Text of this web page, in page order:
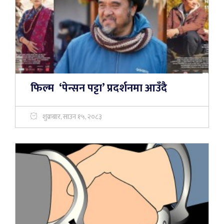
फिल्म ‘पेन्सन पट्टा’ प्रदर्शनमा आउँदै
शुक्रबार, साउन १५, २०८३